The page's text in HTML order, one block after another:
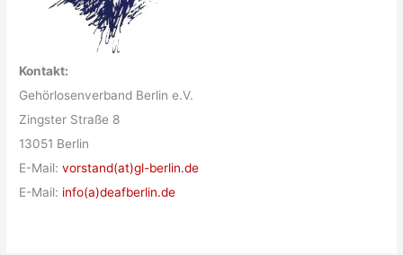
Kontakt:
Gehörlosenverband Berlin e.V.
Zingster Straße 8
13051 Berlin
E-Mail:vorstand(at)gl-berlin.de
E-Mail: info(a)deafberlin.de